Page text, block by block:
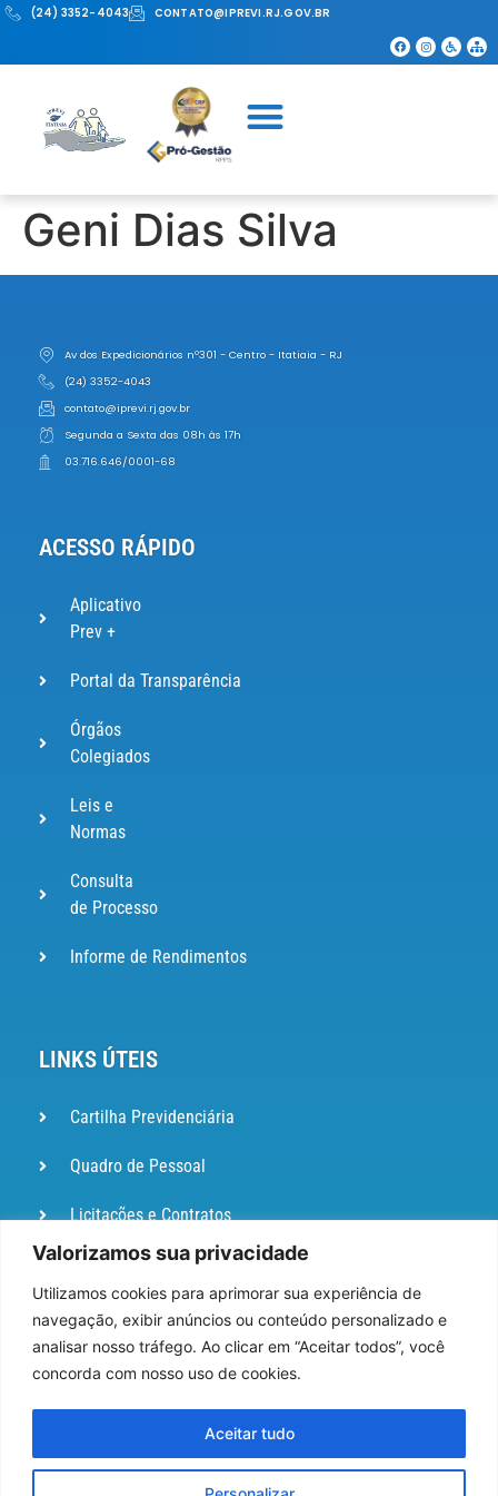
Valorizamos sua privacidade
Utilizamos cookies para aprimorar sua experiência de
navegação, exibir anúncios ou conteúdo personalizado e
analisar nosso tráfego. Ao clicar em “Aceitar todos”, você
concorda com nosso uso de cookies.
Aceitar tudo
(24) 3352-4043 CONTATO@IPREVI.RJ.GOV.BR
Geni Dias Silva
Av dos Expedicionários nº301 - Centro - Itatiaia - RJ
(24) 3352-4043
contato@iprevi.rj.gov.br
Segunda a Sexta das 08h às 17h
03.716.646/0001-68
ACESSO RÁPIDO
Aplicativo
Prev +
Portal da Transparência
Órgãos
Colegiados
Leis e
Normas
Consulta
de Processo
Informe de Rendimentos
LINKS ÚTEIS
Cartilha Previdenciária
Quadro de Pessoal
Licitações e Contratos
Portal de
Ouvidoria
DIÁRIO
OFICIAL
Pesquisa de Satisfação
Webmail